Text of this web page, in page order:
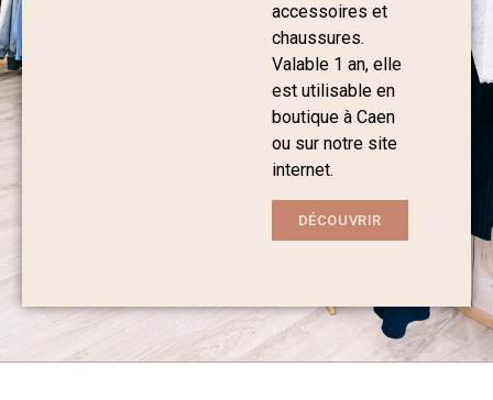
accessoires et
chaussures.
Valable 1 an, elle
est utilisable en
boutique à Caen
ou sur notre site
internet.
DÉCOUVRIR